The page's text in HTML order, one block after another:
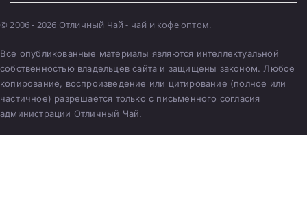
© 2006 - 2026 Отличный Чай - чай и кофе оптом.
Все опубликованные материалы являются интеллектуальной
собственностью владельцев сайта и защищены законом. Любое
копирование, воспроизведение или цитирование (полное или
частичное) разрешается только с письменного согласия
администрации Отличный Чай.